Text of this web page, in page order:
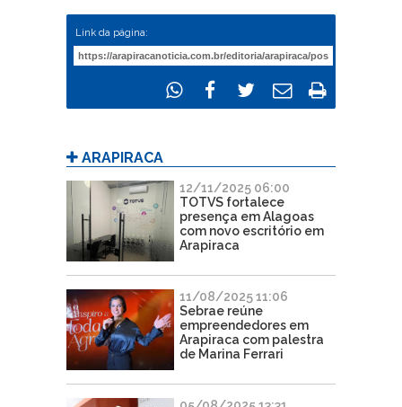
Link da página:
ARAPIRACA
12/11/2025 06:00
TOTVS fortalece
presença em Alagoas
com novo escritório em
Arapiraca
11/08/2025 11:06
Sebrae reúne
empreendedores em
Arapiraca com palestra
de Marina Ferrari